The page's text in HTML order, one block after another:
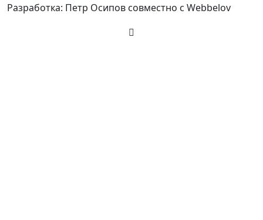
Разработка: Петр Осипов совместно с Webbelov